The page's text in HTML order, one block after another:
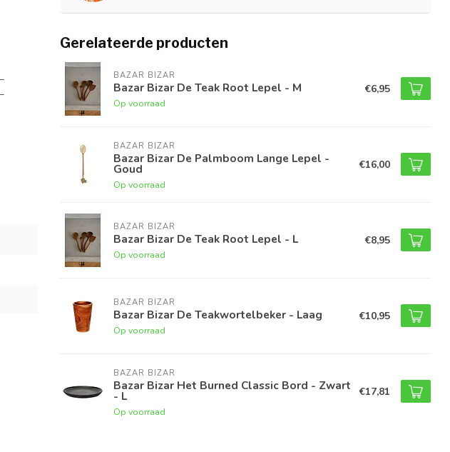
Gerelateerde producten
BAZAR BIZAR
Bazar Bizar De Teak Root Lepel - M
Op voorraad
€6,95
BAZAR BIZAR
Bazar Bizar De Palmboom Lange Lepel -
Goud
Op voorraad
€16,00
BAZAR BIZAR
Bazar Bizar De Teak Root Lepel - L
Op voorraad
€8,95
BAZAR BIZAR
Bazar Bizar De Teakwortelbeker - Laag
Op voorraad
€10,95
BAZAR BIZAR
Bazar Bizar Het Burned Classic Bord - Zwart
- L
Op voorraad
€17,81